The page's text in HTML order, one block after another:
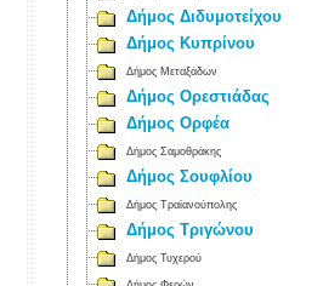
Δήμος Διδυμοτείχου
Δήμος Κυπρίνου
Δήμος Μεταξάδων
Δήμος Ορεστιάδας
Δήμος Ορφέα
Δήμος Σαμοθράκης
Δήμος Σουφλίου
Δήμος Τραϊανούπολης
Δήμος Τριγώνου
Δήμος Τυχερού